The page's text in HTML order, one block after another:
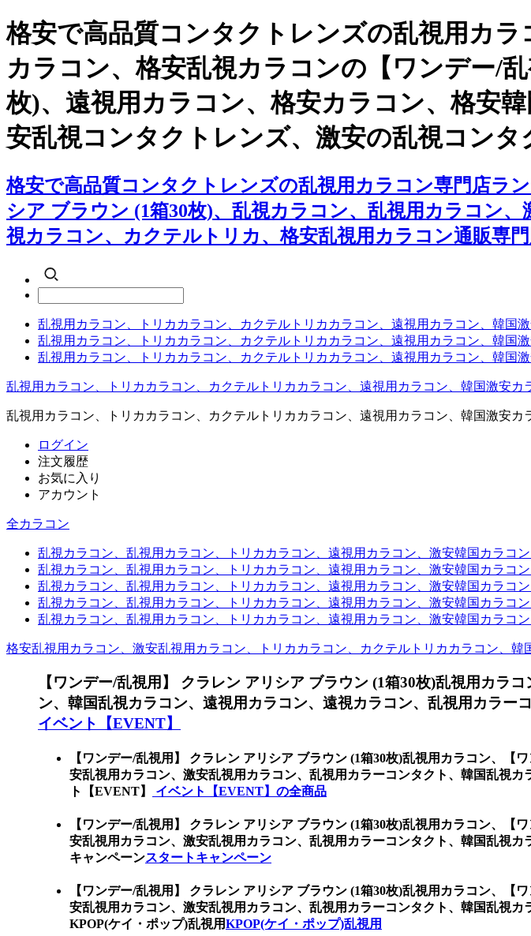
格安で高品質コンタクトレンズの乱視用カ
カラコン、格安乱視カラコンの【ワンデー/
枚)、遠視用カラコン、格安カラコン、格安
安乱視コンタクトレンズ、激安の乱視コン
格安で高品質コンタクトレンズの乱視用カラコン専門店ラ
シア ブラウン (1箱30枚)、乱視カラコン、乱視用カラコン
視カラコン、カクテルトリカ、格安乱視用カラコン通販専
乱視用カラコン、トリカカラコン、カクテルトリカカラコン、遠視用カラコン、韓国
乱視用カラコン、トリカカラコン、カクテルトリカカラコン、遠視用カラコン、韓国
乱視用カラコン、トリカカラコン、カクテルトリカカラコン、遠視用カラコン、韓国
乱視用カラコン、トリカカラコン、カクテルトリカカラコン、遠視用カラコン、韓国激安
乱視用カラコン、トリカカラコン、カクテルトリカカラコン、遠視用カラコン、韓国激安
ログイン
注文履歴
お気に入り
アカウント
全カラコン
乱視カラコン、乱視用カラコン、トリカカラコン、遠視用カラコン、激安韓国カラコ
乱視カラコン、乱視用カラコン、トリカカラコン、遠視用カラコン、激安韓国カラコ
乱視カラコン、乱視用カラコン、トリカカラコン、遠視用カラコン、激安韓国カラコ
乱視カラコン、乱視用カラコン、トリカカラコン、遠視用カラコン、激安韓国カラコ
乱視カラコン、乱視用カラコン、トリカカラコン、遠視用カラコン、激安韓国カラコ
格安乱視用カラコン、激安乱視用カラコン、トリカカラコン、カクテルトリカカラコン、
【ワンデー/乱視用】 クラレン アリシア ブラウン (1箱30枚)乱視用カラコ
ン、韓国乱視カラコン、遠視用カラコン、遠視カラコン、乱視用カラー
イベント【EVENT】
【ワンデー/乱視用】 クラレン アリシア ブラウン (1箱30枚)乱視用カラコン、
【
安乱視用カラコン、激安乱視用カラコン、乱視用カラーコンタクト、韓国乱視
ト【EVENT】
イベント【EVENT】の全商品
【ワンデー/乱視用】 クラレン アリシア ブラウン (1箱30枚)乱視用カラコン、
【
安乱視用カラコン、激安乱視用カラコン、乱視用カラーコンタクト、韓国乱視
キャンペーンスタートキャンペーン
【ワンデー/乱視用】 クラレン アリシア ブラウン (1箱30枚)乱視用カラコン、
【
安乱視用カラコン、激安乱視用カラコン、乱視用カラーコンタクト、韓国乱視
KPOP(ケイ・ポップ)乱視用KPOP(ケイ・ポップ)乱視用